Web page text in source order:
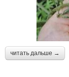
читать дальше →